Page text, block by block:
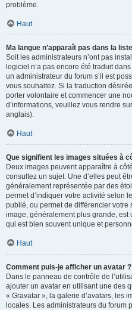
problème.
Haut
Ma langue n’apparaît pas dans la
Soit les administrateurs n’ont pas
logiciel n’a pas encore été traduit
un administrateur du forum s’il est
vous souhaitez. Si la traduction
porter volontaire et commencer une
d’informations, veuillez vous rendre sur
anglais).
Haut
Que signifient les images situées à
Deux images peuvent apparaître à
consultez un sujet. Une d’elles peut
généralement représentée par des
permet d’indiquer votre activité selon
publié, ou permet de différencier votre
image, généralement plus grande, est
qui est bien souvent unique et
Haut
Comment puis-je afficher un avatar ?
Dans le panneau de contrôle de
ajouter un avatar en utilisant une des
« Gravatar », la galerie d’avatars, les
locales. Les administrateurs du forum